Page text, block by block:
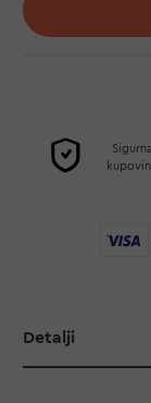
Sigurna
Detalji